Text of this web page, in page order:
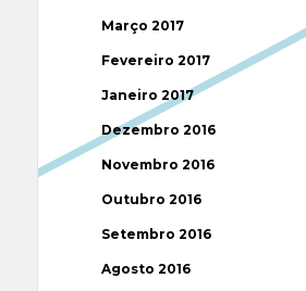
Março 2017
Fevereiro 2017
Janeiro 2017
Dezembro 2016
Novembro 2016
Outubro 2016
Setembro 2016
Agosto 2016